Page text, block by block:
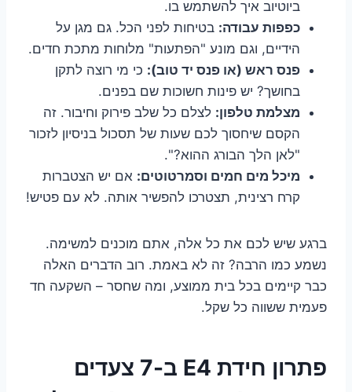
ביוטיוב איך להשתמש בו.
כפפות עבודה: בטיחות לפני הכל. גם מגן על
הידיים, וגם מונע "הפתעות" מלוחות מתכת חדים.
פנס ראש (או פנס יד טוב): כי מי רוצה לתקן
בחושך? יש פינות חשוכות שם בפנים.
מצלמת טלפון: לצלם כל שלב פירוק וחיבור. זה
הקסם שיחסוך לכם שעות של תסכול בניסיון לזכור
"לאן הלך הבורג ההוא?".
מיכל מים חמים וסמרטוטים: אם יש הצטברות
קרח רצינית, תצטרכו להפשיר אותה. לא עם פטיש!
ברגע שיש לכם את כל אלה, אתם מוכנים למשימה.
נשמע כמו הרבה? זה לא באמת. רוב הדברים האלה
כבר קיימים בכל בית ממוצע, ומה שחסר – השקעה חד
פעמית ששווה כל שקל.
פתרון חידת E4 ב-7 צעדים